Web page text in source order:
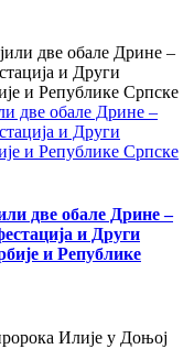
две обале Дрине –
и Други
и Републике Српске
две обале Дрине –
и Други
и Републике